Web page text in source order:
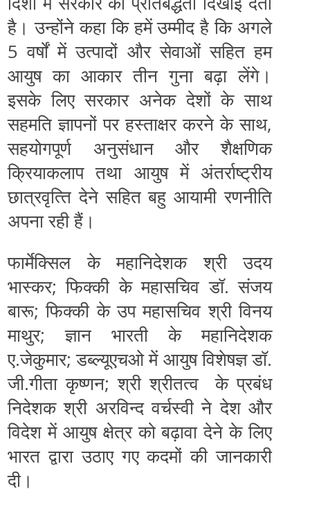
है। उन्‍होंने कहा कि हमें उम्‍मीद है कि अगले
5 वर्षों में उत्‍पादों और सेवाओं सहित हम
आयुष का आकार तीन गुना बढ़ा लेंगे।
इसके लिए सरकार अनेक देशों के साथ
सहमति ज्ञापनों पर हस्‍ताक्षर करने के साथ,
सहयोगपूर्ण अनुसंधान और शैक्षणिक
क्रियाकलाप तथा आयुष में अंतर्राष्‍ट्रीय
छात्रवृत्‍ति देने सहित बहु आयामी रणनीति
अपना रही हैं।
फार्मेक्‍सिल के महानिदेशक श्री उदय
भास्‍कर; फिक्‍की के महासचिव डॉ. संजय
बारू; फिक्‍की के उप महासचिव श्री विनय
माथुर; ज्ञान भारती के महानिदेशक
ए.जेकुमार; डब्‍ल्‍यूएचओ में आयुष विशेषज्ञ डॉ.
जी.गीता कृष्‍णन; श्री श्रीतत्‍व के प्रबंध
निदेशक श्री अरविन्‍द वर्चस्‍वी ने देश और
विदेश में आयुष क्षेत्र को बढ़ावा देने के लिए
भारत द्वारा उठाए गए कदमों की जानकारी
दी।